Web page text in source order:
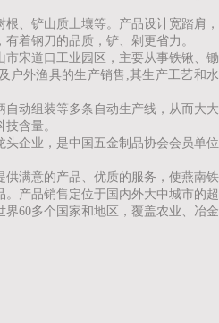
根、铲山质土壤等。产品设计宽踏肩，
着钢刀的品质，铲、剁更省力。
市宋道口工业园区，主要从事铁锹、锄
户外渔具的生产销售,其生产工艺和水
动组装等多条自动生产线，从而大大
含量。
企业，是中国五金制品协会会员单位
供满意的产品、优质的服务，使燕南铁
产品销售定位于国内外大中城市的超
60多个国家和地区，覆盖农业、冶金